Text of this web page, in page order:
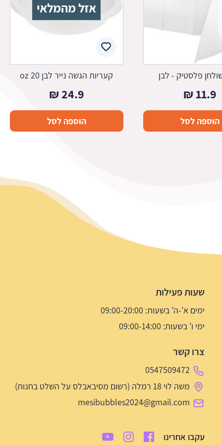
פלסטיק - לבן
11.9
₪
הוספה לסל
אזל מהמלאי
קעריות הגשה נייר לבן 20 oz
24.9
₪
הוספה לסל
שעות פעילות
ימים א’-ה’ בשעות: 09:00-20:00
ימי ו’ בשעות: 09:00-14:00
צרו קשר
0547509472
משה לוי 18 רמלה (רשום מסיבאבלס על השלט בחנות)
mesibubbles2024@gmail.com
עקבו אחרינו